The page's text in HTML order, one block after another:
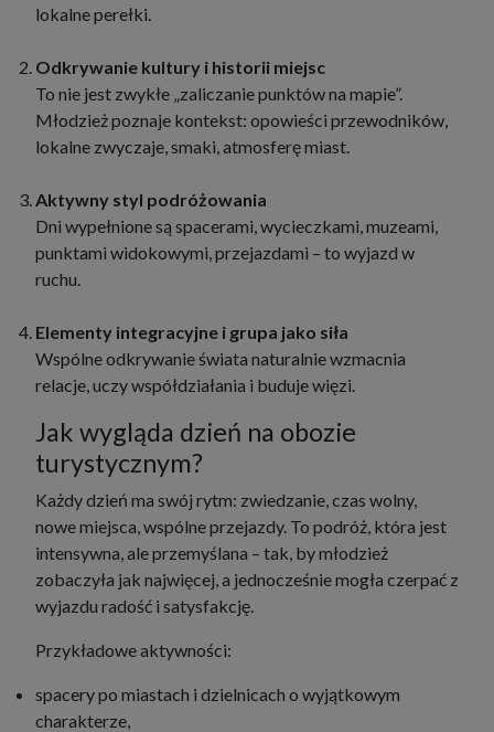
lokalne perełki.
Odkrywanie kultury i historii miejsc
To nie jest zwykłe „zaliczanie punktów na mapie”.
Młodzież poznaje kontekst: opowieści przewodników,
lokalne zwyczaje, smaki, atmosferę miast.
Aktywny styl podróżowania
Dni wypełnione są spacerami, wycieczkami, muzeami,
punktami widokowymi, przejazdami – to wyjazd w
ruchu.
Elementy integracyjne i grupa jako siła
Wspólne odkrywanie świata naturalnie wzmacnia
relacje, uczy współdziałania i buduje więzi.
Jak wygląda dzień na obozie
turystycznym?
Każdy dzień ma swój rytm: zwiedzanie, czas wolny,
nowe miejsca, wspólne przejazdy. To podróż, która jest
intensywna, ale przemyślana – tak, by młodzież
zobaczyła jak najwięcej, a jednocześnie mogła czerpać z
wyjazdu radość i satysfakcję.
Przykładowe aktywności:
spacery po miastach i dzielnicach o wyjątkowym
charakterze,